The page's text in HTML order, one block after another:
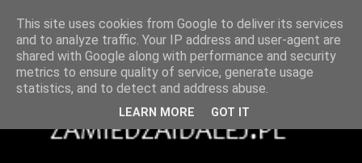
This site uses cookies from Google to deliver its services
and to analyze traffic. Your IP address and user-agent are
shared with Google along with performance and security
metrics to ensure quality of service, generate usage
statistics, and to detect and address abuse.
LEARN MORE GOT IT